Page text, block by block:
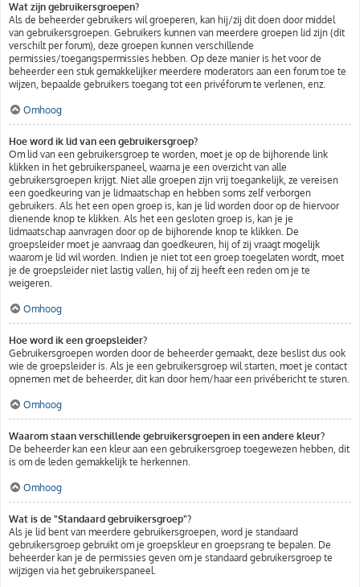
Wat zijn gebruikersgroepen?
Als de beheerder gebruikers wil groeperen, kan hij/zij dit doen door middel
van gebruikersgroepen. Gebruikers kunnen van meerdere groepen lid zijn (dit
verschilt per forum), deze groepen kunnen verschillende
permissies/toegangspermissies hebben. Op deze manier is het voor de
beheerder een stuk gemakkelijker meerdere moderators aan een forum toe te
wijzen, bepaalde gebruikers toegang tot een privéforum te verlenen, enz.
Omhoog
Hoe word ik lid van een gebruikersgroep?
Om lid van een gebruikersgroep te worden, moet je op de bijhorende link
klikken in het gebruikerspaneel, waarna je een overzicht van alle
gebruikersgroepen krijgt. Niet alle groepen zijn vrij toegankelijk, ze vereisen
een goedkeuring van je lidmaatschap en hebben soms zelf verborgen
gebruikers. Als het een open groep is, kan je lid worden door op de hiervoor
dienende knop te klikken. Als het een gesloten groep is, kan je je
lidmaatschap aanvragen door op de bijhorende knop te klikken. De
groepsleider moet je aanvraag dan goedkeuren, hij of zij vraagt mogelijk
waarom je lid wil worden. Indien je niet tot een groep toegelaten wordt, moet
je de groepsleider niet lastig vallen, hij of zij heeft een reden om je te
weigeren.
Omhoog
Hoe word ik een groepsleider?
Gebruikersgroepen worden door de beheerder gemaakt, deze beslist dus ook
wie de groepsleider is. Als je een gebruikersgroep wil starten, moet je contact
opnemen met de beheerder, dit kan door hem/haar een privébericht te sturen.
Omhoog
Waarom staan verschillende gebruikersgroepen in een andere kleur?
De beheerder kan een kleur aan een gebruikersgroep toegewezen hebben, dit
is om de leden gemakkelijk te herkennen.
Omhoog
Wat is de "Standaard gebruikersgroep"?
Als je lid bent van meerdere gebruikersgroepen, word je standaard
gebruikersgroep gebruikt om je groepskleur en groepsrang te bepalen. De
beheerder kan je de permissies geven om je standaard gebruikersgroep te
wijzigen via het gebruikerspaneel.